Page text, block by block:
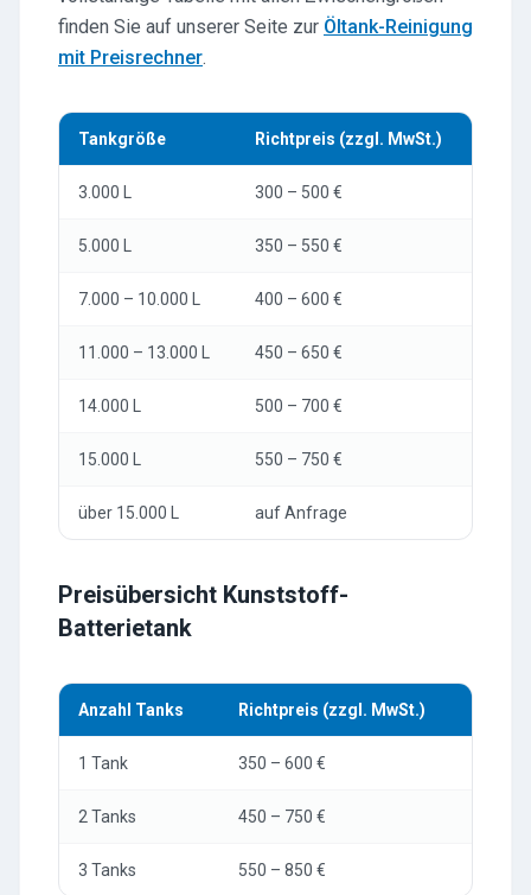
finden Sie auf unserer Seite zur Öltank-Reinigung
mit Preisrechner.
Tankgröße Richtpreis (zzgl. MwSt.)
3.000 L 300 – 500 €
5.000 L 350 – 550 €
7.000 – 10.000 L 400 – 600 €
11.000 – 13.000 L 450 – 650 €
14.000 L 500 – 700 €
15.000 L 550 – 750 €
über 15.000 L auf Anfrage
Preisübersicht Kunststoff-
Batterietank
Anzahl Tanks Richtpreis (zzgl. MwSt.)
1 Tank 350 – 600 €
2 Tanks 450 – 750 €
3 Tanks 550 – 850 €